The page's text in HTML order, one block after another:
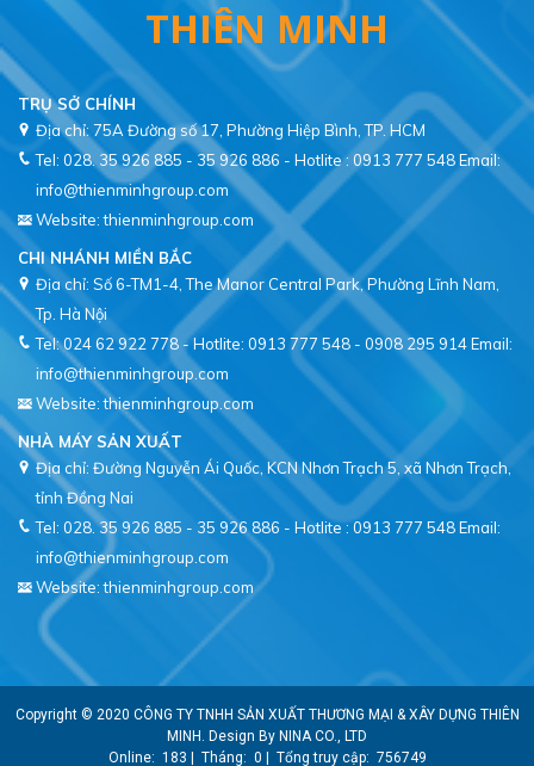
THIÊN MINH
TRỤ SỞ CHÍNH
Địa chỉ: 75A Đường số 17, Phường Hiệp Bình, TP. HCM
Tel: 028. 35 926 885 - 35 926 886 - Hotlite : 0913 777 548Email:
info@thienminhgroup.com
Website: thienminhgroup.com
CHI NHÁNH MIỀN BẮC
Địa chỉ: Số 6-TM1-4, The Manor Central Park, Phường Lĩnh Nam,
Tel: 024 62 922 778 - Hotlite: 0913 777 548 - 0908 295 914Email:
info@thienminhgroup.com
Website: thienminhgroup.com
NHÀ MÁY SẢN XUẤT
Địa chỉ: Đường Nguyễn Ái Quốc, KCN Nhơn Trạch 5, xã Nhơn Trạch,
tỉnh Đồng Nai
Tel: 028. 35 926 885 - 35 926 886 - Hotlite : 0913 777 548Email:
info@thienminhgroup.com
Website: thienminhgroup.com
Copyright © 2020 CÔNG TY TNHH SẢN XUẤT THƯƠNG MẠI & XÂY DỰNG THIÊN
MINH . Design By NINA CO., LTD
Online: 183 Tháng: 0 Tổng truy cập: 756749